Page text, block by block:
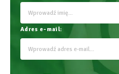
Adres e-mail: